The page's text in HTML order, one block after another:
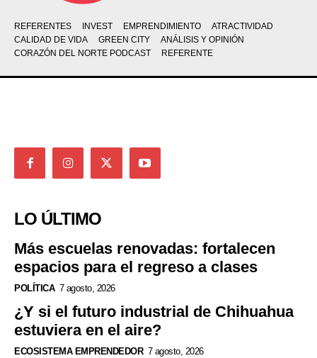
REFERENTES INVEST EMPRENDIMIENTO
ATRACTIVIDAD
CALIDAD DE VIDA
GREEN CITY
ANÁLISIS Y OPINIÓN
CORAZÓN DEL NORTE PODCAST
REFERENTE
LO ÚLTIMO
Más escuelas renovadas: fortalecen
espacios para el regreso a clases
POLÍTICA 7 agosto, 2026
¿Y si el futuro industrial de Chihuahua
estuviera en el aire?
ECOSISTEMA EMPRENDEDOR 7 agosto, 2026